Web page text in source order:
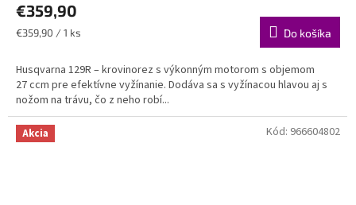
produktu
je
5,0
5
hviezdičiek.
€359,90
Jednotková
€359,90 / 1 ks Do košíka
Husqvarna 129R – krovinorez s výkonným motorom s objemom
27 ccm pre efektívne vyžínanie. Dodáva sa s vyžínacou hlavou aj s
nožom na trávu, čo z neho robí...
Akcia Kód: 966604802